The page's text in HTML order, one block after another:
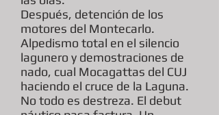
Después, detención de los
motores del Montecarlo.
Alpedismo total en el silencio
lagunero y demostraciones de
nado, cual Mocagattas del CUJ
haciendo el cruce de la Laguna.
No todo es destreza. El debut